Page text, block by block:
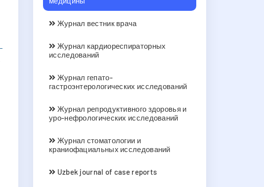
Журнал вестник врача
Журнал кардиореспираторных
исследований
Журнал гепато-
гастроэнтерологических исследований
Журнал репродуктивного здоровья и
уро-нефрологических исследований
Журнал стоматологии и
краниофациальных исследований
Uzbek journal of case reports